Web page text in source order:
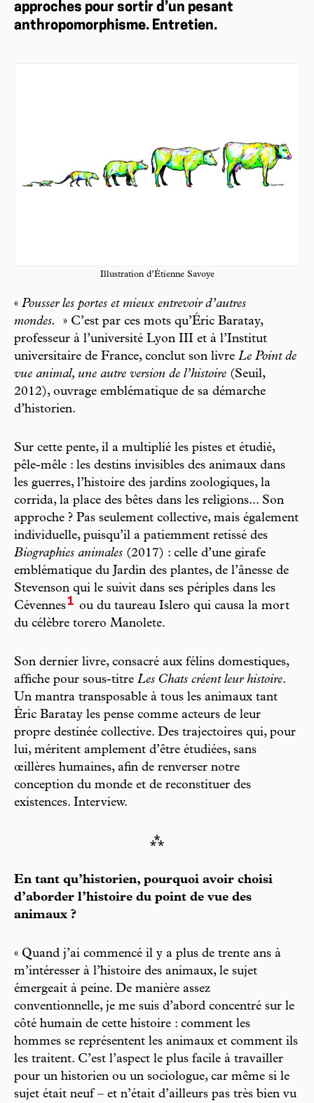
approches pour sortir d’un pesant
anthropomorphisme. Entretien.
Illustration d’Étienne Savoye
« Pousser les portes et mieux entrevoir d’autres
mondes.
» C’est par ces mots qu’Éric Baratay,
professeur à l’université Lyon III et à l’Institut
universitaire de France, conclut son livre Le Point de
vue animal, une autre version de l’histoire (Seuil,
2012), ouvrage emblématique de sa démarche
d’historien.
Sur cette pente, il a multiplié les pistes et étudié,
pêle-mêle : les destins invisibles des animaux dans
les guerres, l’histoire des jardins zoologiques, la
corrida, la place des bêtes dans les religions... Son
approche ? Pas seulement collective, mais également
individuelle, puisqu’il a patiemment retissé des
Biographies animales (2017) : celle d’une girafe
emblématique du Jardin des plantes, de l’ânesse de
Stevenson qui le suivit dans ses périples dans les
Cévennes1 ou du taureau Islero qui causa la mort
du célèbre torero Manolete.
Son dernier livre, consacré aux félins domestiques,
affiche pour sous-titre Les Chats créent leur histoire.
Un mantra transposable à tous les animaux tant
Éric Baratay les pense comme acteurs de leur
propre destinée collective. Des trajectoires qui, pour
lui, méritent amplement d’être étudiées, sans
œillères humaines, afin de renverser notre
conception du monde et de reconstituer des
existences. Interview.
⁂
En tant qu’historien, pourquoi avoir choisi
d’aborder l’histoire du point de vue des
animaux ?
« Quand j’ai commencé il y a plus de trente ans à
m’intéresser à l’histoire des animaux, le sujet
émergeait à peine. De manière assez
conventionnelle, je me suis d’abord concentré sur le
côté humain de cette histoire : comment les
hommes se représentent les animaux et comment ils
les traitent. C’est l’aspect le plus facile à travailler
pour un historien ou un sociologue, car même si le
sujet était neuf – et n’était d’ailleurs pas très bien vu